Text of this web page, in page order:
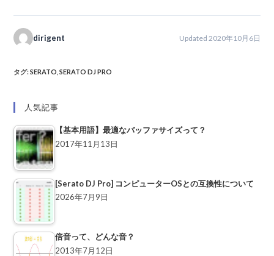
dirigent Updated 2020年10月6日
タグ:SERATO SERATO DJ PRO
人気記事
【基本用語】最適なバッファサイズって？
2017年11月13日
[Serato DJ Pro] コンピューターOSとの互換性について
2026年7月9日
倍音って、どんな音？
2013年7月12日